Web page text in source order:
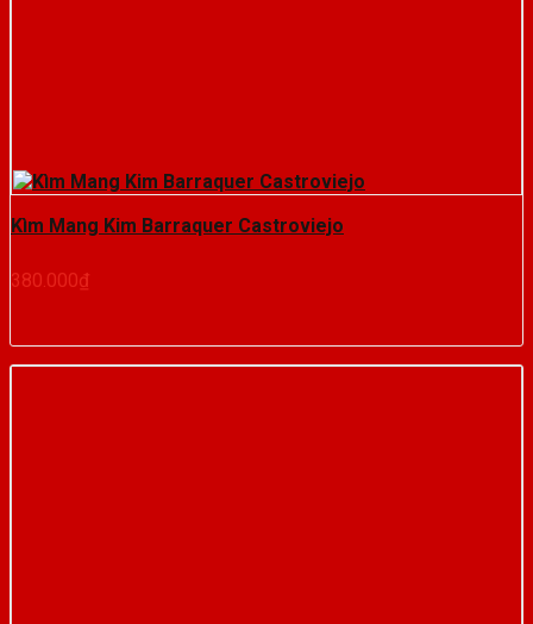
Kìm Mang Kim Barraquer Castroviejo
380.000₫